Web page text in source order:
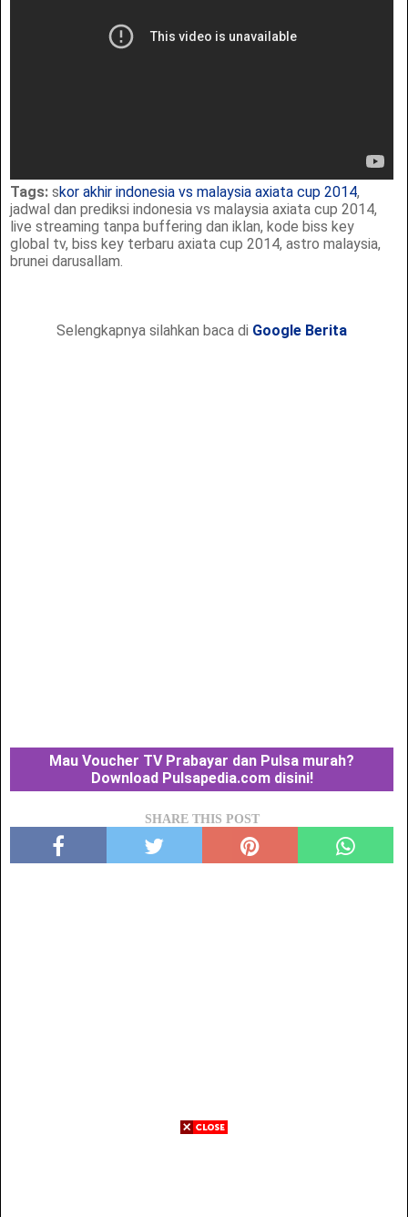
Tags: skor akhir indonesia vs malaysia axiata cup 2014,
jadwal dan prediksi indonesia vs malaysia axiata cup 2014,
live streaming tanpa buffering dan iklan, kode biss key
global tv, biss key terbaru axiata cup 2014, astro malaysia,
brunei darusallam.
Selengkapnya silahkan baca di Google Berita
Mau Voucher TV Prabayar dan Pulsa murah?
Download Pulsapedia.com disini!
SHARE THIS POST